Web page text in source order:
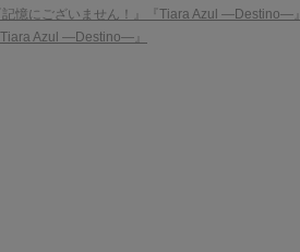
記憶にございません！』『Tiara Azul ―Destino―』
Azul ―Destino―』